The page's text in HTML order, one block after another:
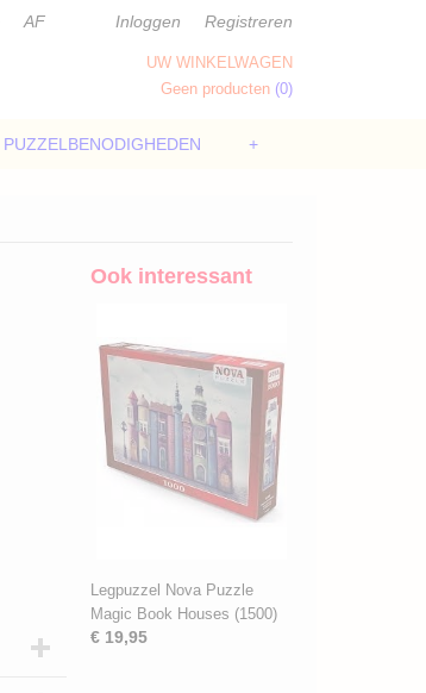
AF Inloggen Registreren
UW WINKELWAGEN
Geen producten (0)
PUZZELBENODIGHEDEN +
Ook interessant
Legpuzzel Nova Puzzle
Magic Book Houses (1500)
€ 19,95